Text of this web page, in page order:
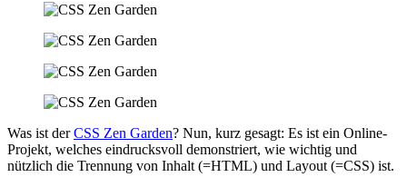
Was ist derCSS Zen Garden? Nun, kurz gesagt: Es ist ein Online-
Projekt, welches eindrucksvoll demonstriert, wie wichtig und
nützlich die Trennung von Inhalt (=HTML) und Layout (=CSS) ist.